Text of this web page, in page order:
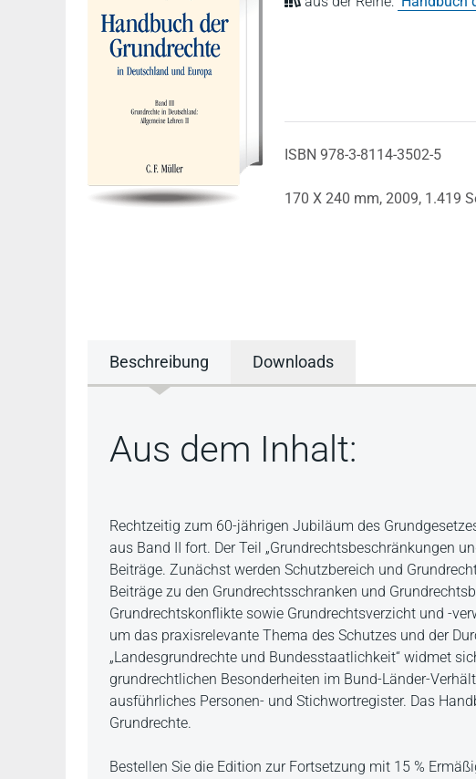
ISBN 978-3-8114-3502-5
170 X 240 mm, 2009, 1.419
Beschreibung Downloads
Beschreibung
Aus dem Inhalt:
Rechtzeitig zum 60-jährigen Jubiläum des
aus Band II fort. Der Teil „Grundrechtsbeschränkungen
Beiträge. Zunächst werden Schutzbereich und
Beiträge zu den Grundrechtsschranken und
Grundrechtskonflikte sowie Grundrechtsverzicht und -
um das praxisrelevante Thema des Schutzes und der
„Landesgrundrechte und Bundesstaatlichkeit“ widmet
grundrechtlichen Besonderheiten im Bund-Länder-
ausführliches Personen- und Stichwortregister. Das
Grundrechte.
Bestellen Sie die Edition zur Fortsetzung mit 15 %